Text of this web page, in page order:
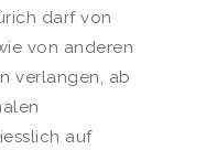
darf von
von anderen
verlangen, ab
auf